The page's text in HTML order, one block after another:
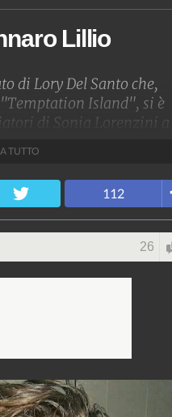
Lillio
di Lory Del Santo che,
"Temptation Island", si è
di Sonia Lorenzini a
76.076 foto
TUTTO
112
26